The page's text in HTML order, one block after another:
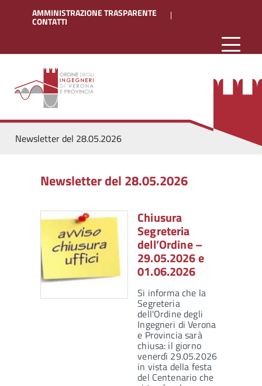
AMMINISTRAZIONE TRASPARENTE
CONTATTI
Newsletter del 28.05.2026
Newsletter del 28.05.2026
Chiusura
Segreteria
dell’Ordine –
29.05.2026 e
01.06.2026
Si informa che la
Segreteria
dell'Ordine degli
Ingegneri di Verona
e Provincia sarà
chiusa: il giorno
venerdì 29.05.2026
in vista della festa
del Centenario che